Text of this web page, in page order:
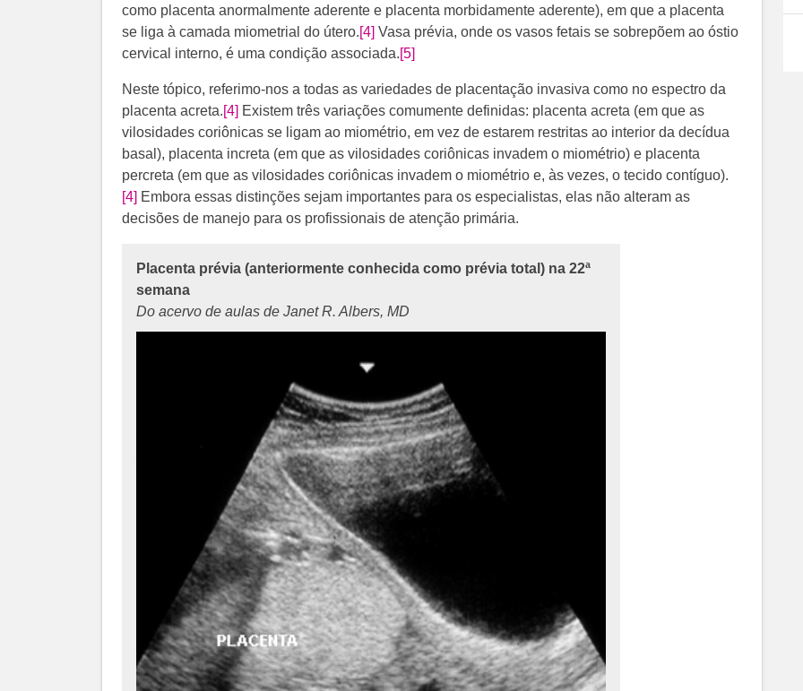
como placenta anormalmente aderente e placenta morbidamente aderente), em que a placenta
se liga à camada miometrial do útero.[4] Vasa prévia, onde os vasos fetais se sobrepõem ao óstio
cervical interno, é uma condição associada.[5]
Neste tópico, referimo-nos a todas as variedades de placentação invasiva como no espectro da
placenta acreta.[4] Existem três variações comumente definidas: placenta acreta (em que as
vilosidades coriônicas se ligam ao miométrio, em vez de estarem restritas ao interior da decídua
basal), placenta increta (em que as vilosidades coriônicas invadem o miométrio) e placenta
percreta (em que as vilosidades coriônicas invadem o miométrio e, às vezes, o tecido contíguo).
[4] Embora essas distinções sejam importantes para os especialistas, elas não alteram as
decisões de manejo para os profissionais de atenção primária.
Placenta prévia (anteriormente conhecida como prévia total) na 22ª
semana
Do acervo de aulas de Janet R. Albers, MD